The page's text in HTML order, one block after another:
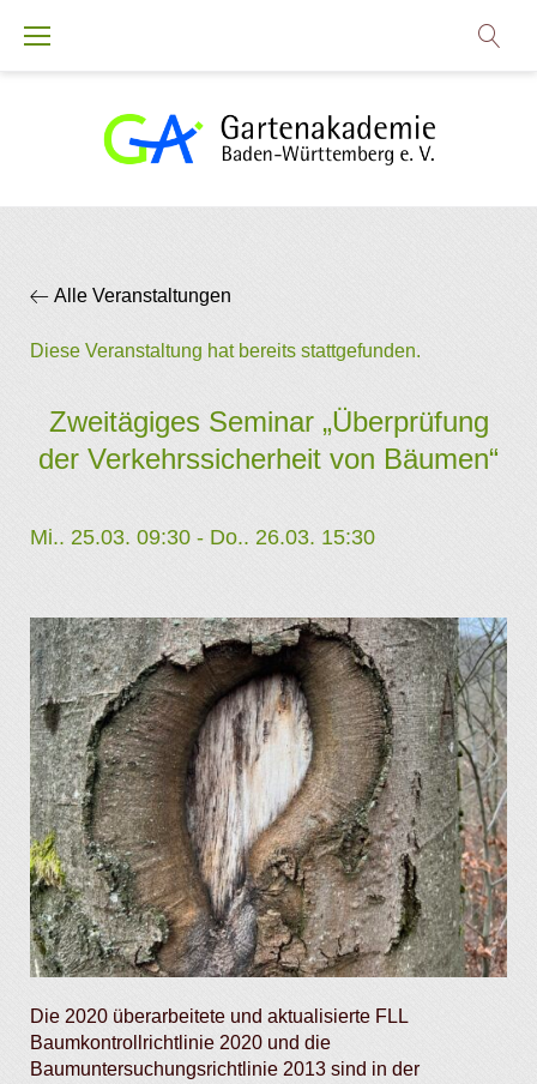
Inhalt
Alle Veranstaltungen
Diese Veranstaltung hat bereits stattgefunden.
Zweitägiges Seminar „Überprüfung
der Verkehrssicherheit von Bäumen“
Mi.. 25.03. 09:30 - Do.. 26.03. 15:30
Die 2020 überarbeitete und aktualisierte FLL
Baumkontrollrichtlinie 2020 und die
Baumuntersuchungsrichtlinie 2013 sind in der